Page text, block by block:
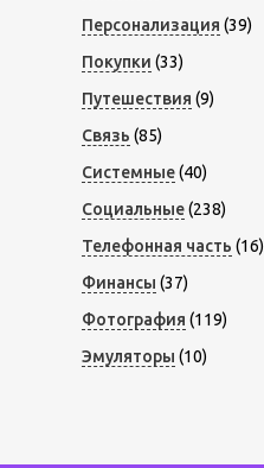
Персонализация (39)
Покупки (33)
Путешествия (9)
Связь (85)
Системные(40)
Социальные(238)
Телефонная часть (16)
Финансы (37)
Фотография (119)
Эмуляторы (10)